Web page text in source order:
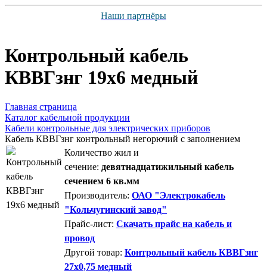
Наши партнёры
Контрольный кабель
КВВГзнг 19х6 медный
Главная страница
Каталог кабельной продукции
Кабели контрольные для электрических приборов
Кабель КВВГзнг контрольный негорючий с заполнением
Количество жил и
сечение: девятнадцатижильный кабель
сечением 6 кв.мм
Производитель: ОАО "Электрокабель
"Кольчугинский завод"
Прайс-лист: Скачать прайс на кабель и
провод
Другой товар: Контрольный кабель КВВГзнг
27х0,75 медный